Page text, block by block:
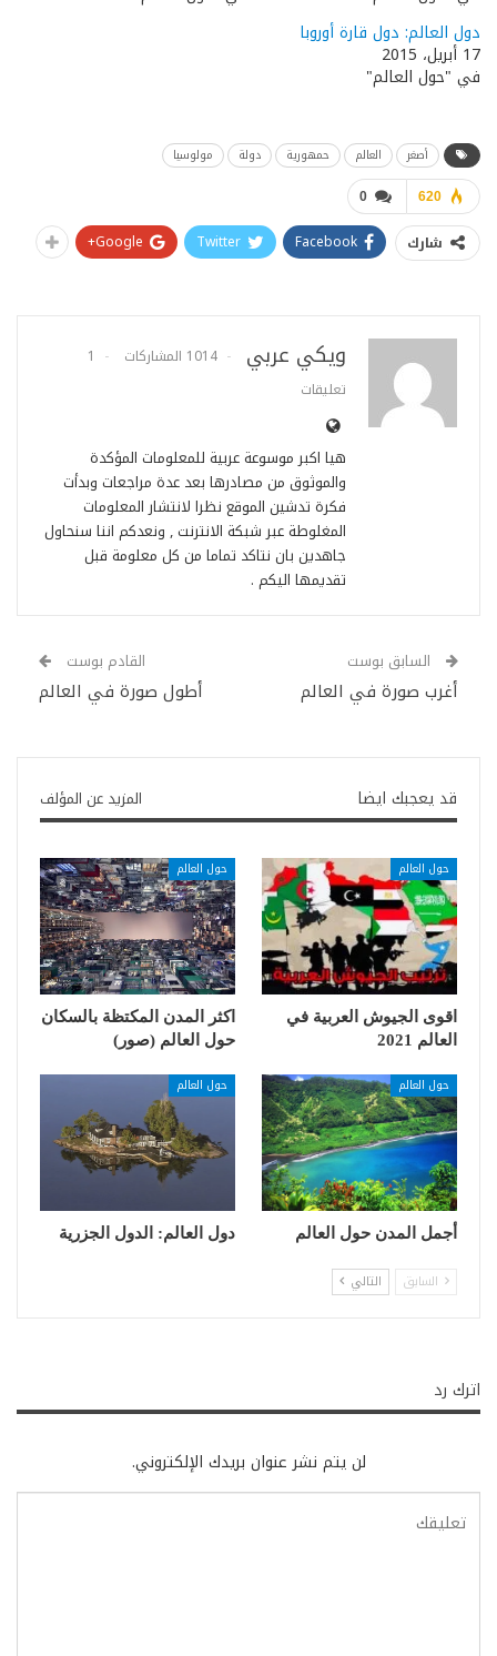
دول العالم: دول قارة أوروبا
17 أبريل، 2015
في "حول العالم"
أصغر العالم حمهورية دولة مولوسيا
0 620
شارك Facebook
Twitter
Google+
ويكي عربي 1014 المشاركات
1
تعليقات
هيا اكبر موسوعة عربية للمعلومات المؤكدة
والموثوق من مصادرها بعد عدة مراجعات وبدأت
فكرة تدشين الموقع نظرا لانتشار المعلومات
المغلوطة عبر شبكة الانترنت , ونعدكم اننا سنحاول
جاهدين بان نتاكد تماما من كل معلومة قبل
تقديمها اليكم .
السابق بوست
أغرب صورة في العالم
القادم بوست
أطول صورة في العالم
قد يعجبك ايضا المزيد عن المؤلف
حول العالم
اقوى الجيوش العربية في
العالم 2021
حول العالم
اكثر المدن المكتظة بالسكان
حول العالم (صور)
حول العالم
أجمل المدن حول العالم
حول العالم
دول العالم: الدول الجزرية
السابق التالي
اترك رد
لن يتم نشر عنوان بريدك الإلكتروني.